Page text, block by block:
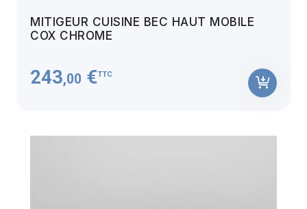
MITIGEUR CUISINE BEC HAUT MOBILE
COX CHROME
243,00 €TTC